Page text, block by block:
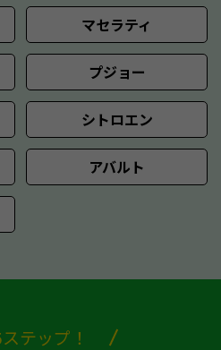
マセラティ
プジョー
シトロエン
アバルト
テップ！